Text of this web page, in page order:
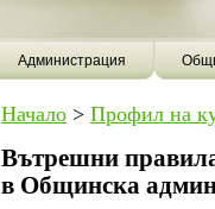
Администрация
Начало > Профил на
Вътрешни
в Общинска